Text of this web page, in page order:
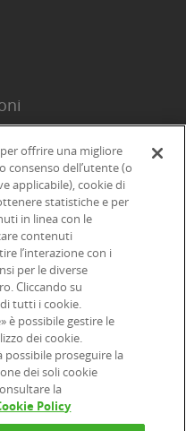
bancario ERSEL - P.IVA
accessibilità
|
offrire una migliore
consenso dell’utente (o
applicabile), cookie di
statistiche e per
in linea con le
contenuti
l’interazione con i
per le diverse
Cliccando su
di tutti i cookie.
è possibile gestire le
dei cookie.
proseguire la
dei soli cookie
la
Policy